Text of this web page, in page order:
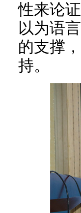
性来论
以为语
的支撑
持。